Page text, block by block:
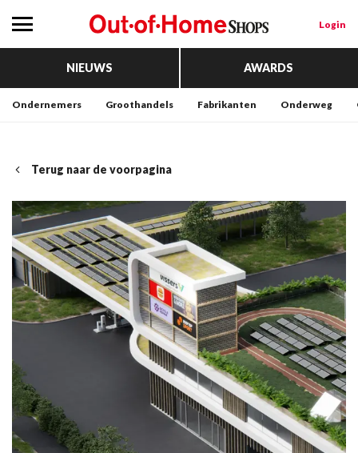
Login
NIEUWS AWARDS
Ondernemers Groothandels Fabrikanten Onderweg
Terug naar de voorpagina